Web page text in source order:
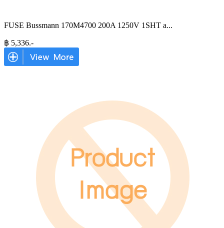
FUSE Bussmann 170M4700 200A 1250V 1SHT a...
฿ 5,336.-